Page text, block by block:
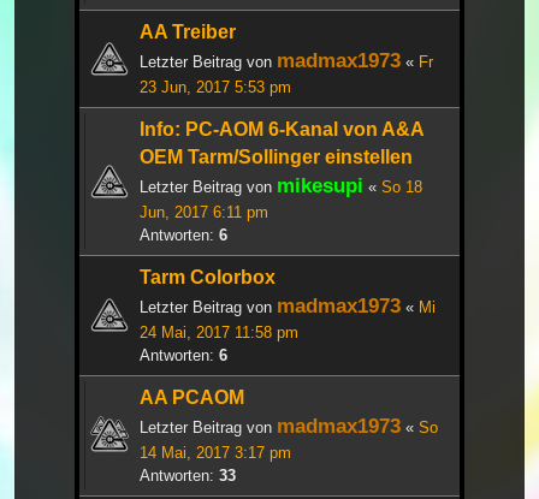
AA Treiber
Letzter Beitrag von madmax1973 « Fr
23 Jun, 2017 5:53 pm
Info: PC-AOM 6-Kanal von A&A
OEM Tarm/Sollinger einstellen
Letzter Beitrag von mikesupi « So 18
Jun, 2017 6:11 pm
Antworten: 6
Tarm Colorbox
Letzter Beitrag von madmax1973 « Mi
24 Mai, 2017 11:58 pm
Antworten: 6
AA PCAOM
Letzter Beitrag von madmax1973 « So
14 Mai, 2017 3:17 pm
Antworten: 33